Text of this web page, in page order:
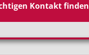
Kontakt finden